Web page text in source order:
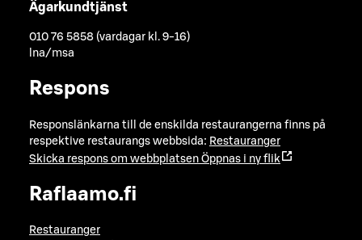
Ägarkundtjänst
010 76 5858 (vardagar kl. 9-16)
lna/msa
Respons
Responslänkarna till de enskilda restaurangerna finns på
respektive restaurangs webbsida: Restauranger
Skicka respons om webbplatsen Öppnas i ny flik
Raflaamo.fi
Restauranger